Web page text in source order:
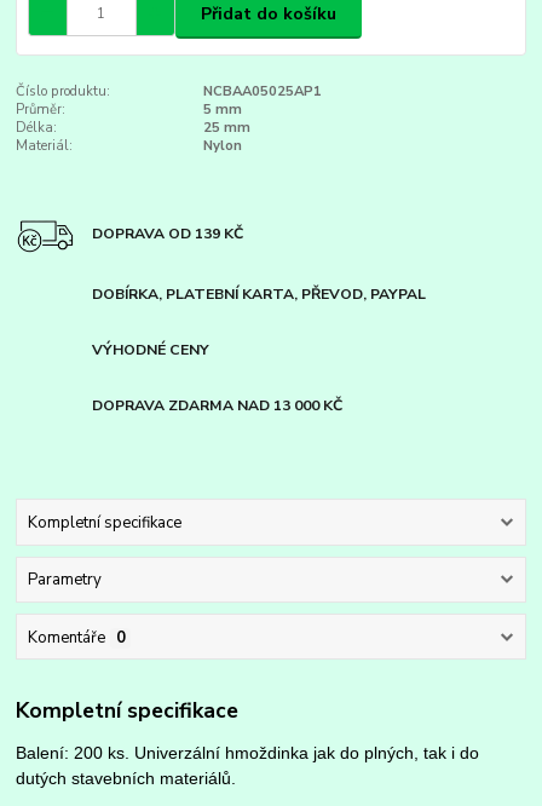
Přidat do košíku
Číslo produktu:
NCBAA05025AP1
Průměr:
5 mm
Délka:
25 mm
Materiál:
Nylon
DOPRAVA OD 139 KČ
DOBÍRKA, PLATEBNÍ KARTA, PŘEVOD, PAYPAL
VÝHODNÉ CENY
DOPRAVA ZDARMA NAD 13 000 KČ
Kompletní specifikace
Parametry
Komentáře 0
Kompletní specifikace
Balení: 200 ks. Univerzální hmoždinka jak do plných, tak i do
dutých stavebních materiálů.